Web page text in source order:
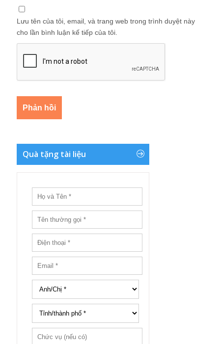
Lưu tên của tôi, email, và trang web trong trình duyệt này
cho lần bình luận kế tiếp của tôi.
Quà tặng tài liệu